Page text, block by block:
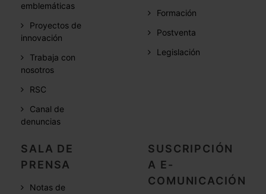
emblemáticas
Proyectos de
innovación
Trabaja con
nosotros
RSC
Canal de
denuncias
Formación
Postventa
Legislación
SALA DE
PRENSA
Notas de
SUSCRIPCIÓN
A E-
COMUNICACIÓN